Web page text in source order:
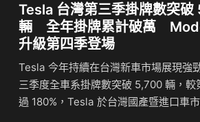
Tesla 台灣第三季掛牌數突
輛 全年掛牌累計破萬
升級第四季登場
Tesla 今年持續在台灣新車市場展現強
三季度全車系掛牌數突破 5,700 輛，較
過 180%，Tesla 於台灣國產暨進口車